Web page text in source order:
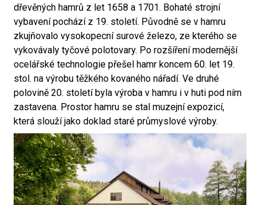
dřevěných hamrů z let 1658 a 1701. Bohaté strojní
vybavení pochází z 19. století. Původně se v hamru
zkujňovalo vysokopecní surové železo, ze kterého se
vykovávaly tyčové polotovary. Po rozšíření modernější
ocelářské technologie přešel hamr koncem 60. let 19.
stol. na výrobu těžkého kovaného nářadí. Ve druhé
polovině 20. století byla výroba v hamru i v huti pod ním
zastavena. Prostor hamru se stal muzejní expozicí,
která slouží jako doklad staré průmyslové výroby.